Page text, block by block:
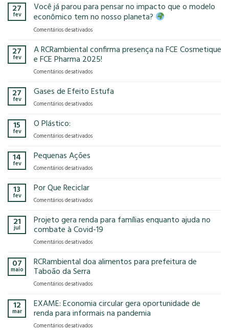
27
fev
Você já parou para pensar no impacto que o modelo
econômico tem no nosso planeta?
Comentários desativadosem
já
parou
para
pensar
impacto
o
tem
27
fev
A RCRambiental confirma presença na FCE Cosmetique
e FCE Pharma 2025!
Comentários desativadosem
RCRambiental
presença
e
2025!
27
fev
Gases de Efeito Estufa
Comentários desativadosem
Estufa
15
fev
O Plástico:
Comentários desativadosem
14
fev
Pequenas Ações
Comentários desativadosem
13
fev
Por Que Reciclar
Comentários desativadosem
Que
Reciclar
21
jul
Projeto gera renda para famílias enquanto ajuda no
combate à Covid-19
Comentários desativadosem
gera
famílias
ajuda
no
à
07
maio
RCRambiental doa alimentos para prefeitura de
Taboão da Serra
Comentários desativadosem
doa
alimentos
para
prefeitura
12
mar
EXAME: Economia circular gera oportunidade de
renda para informais na pandemia
Comentários desativadosem